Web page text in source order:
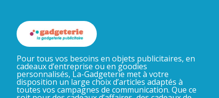
Pour tous vos besoins en objets publicitaires, en
cadeaux d’entreprise ou en goodies
personnalisés, La-Gadgeterie met à votre
disposition un large choix d’articles adaptés à
toutes vos campagnes de communication. Que ce